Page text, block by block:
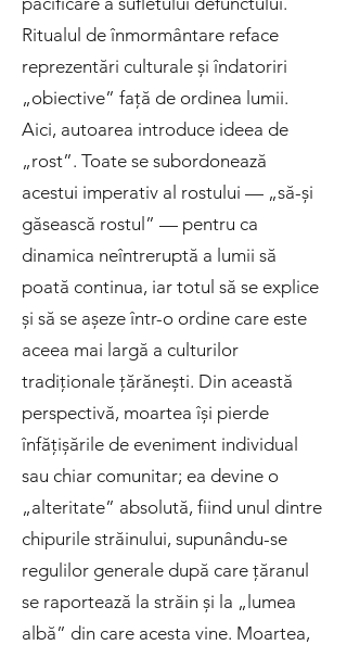
Ritualul de înmormântare reface
reprezentări culturale și îndatoriri
„obiective” față de ordinea lumii.
Aici, autoarea introduce ideea de
„rost”. Toate se subordonează
acestui imperativ al rostului — „să-și
găsească rostul” — pentru ca
dinamica neîntreruptă a lumii să
poată continua, iar totul să se explice
și să se așeze într-o ordine care este
aceea mai largă a culturilor
tradiționale țărănești. Din această
perspectivă, moartea își pierde
înfățișările de eveniment individual
sau chiar comunitar; ea devine o
„alteritate” absolută, fiind unul dintre
chipurile străinului, supunându-se
regulilor generale după care țăranul
se raportează la străin și la „lumea
albă” din care acesta vine. Moartea,